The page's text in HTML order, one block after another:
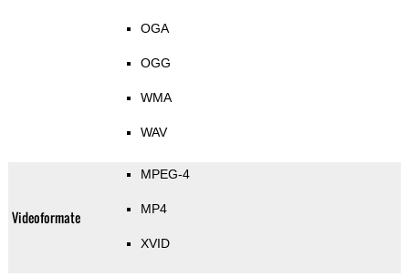
OGA
OGG
WMA
WAV
Videoformate
MPEG-4
MP4
XVID